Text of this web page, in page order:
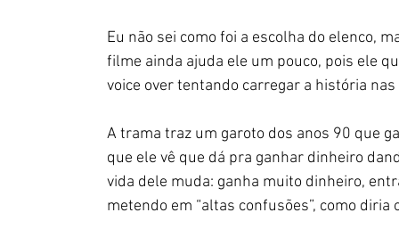
Eu não sei como foi a escolha do elenco,
filme ainda ajuda ele um pouco, pois ele
voice over tentando carregar a história nas
A trama traz um garoto dos anos 90 que
que ele vê que dá pra ganhar dinheiro
vida dele muda: ganha muito dinheiro,
metendo em “altas confusões”, como diria